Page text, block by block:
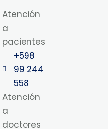
Atención
a
pacientes
+598
99 244
558
Atención
a
doctores